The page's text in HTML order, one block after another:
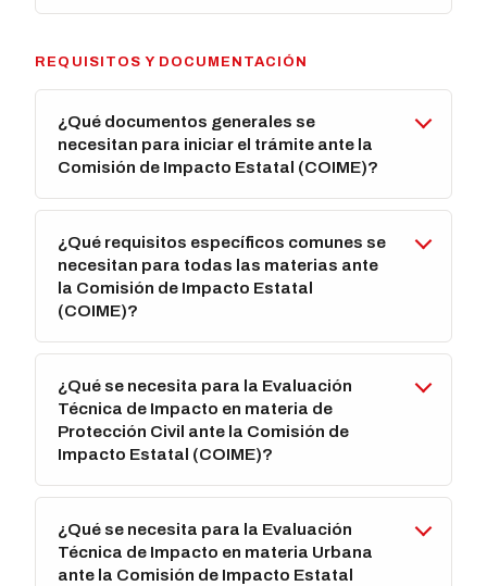
REQUISITOS Y DOCUMENTACIÓN
¿Qué documentos generales se
necesitan para iniciar el trámite ante la
Comisión de Impacto Estatal (COIME)?
¿Qué requisitos específicos comunes se
necesitan para todas las materias ante
la Comisión de Impacto Estatal
(COIME)?
¿Qué se necesita para la Evaluación
Técnica de Impacto en materia de
Protección Civil ante la Comisión de
Impacto Estatal (COIME)?
¿Qué se necesita para la Evaluación
Técnica de Impacto en materia Urbana
ante la Comisión de Impacto Estatal